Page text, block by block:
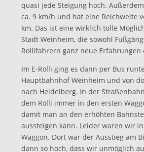
quasi jede Steigung hoch.
ca. 9 km/h und hat eine Reichweite
km. Das ist eine wirklich tolle
Stadt Weinheim, die sowohl
Rollifahrern ganz neue Erfahrungen
Im E-Rolli ging es dann per Bus
Hauptbahnhof Weinheim und von
nach Heidelberg. In der
dem Rolli immer in den ersten
damit man an den erhöhten
aussteigen kann. Leider waren wir
Waggon. Dort war der Ausstieg am
dann so hoch, dass wir unmöglich